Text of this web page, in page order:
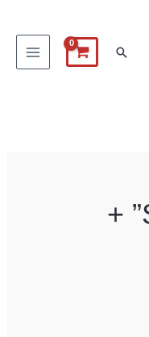
البحث
“Senator Hulk” +